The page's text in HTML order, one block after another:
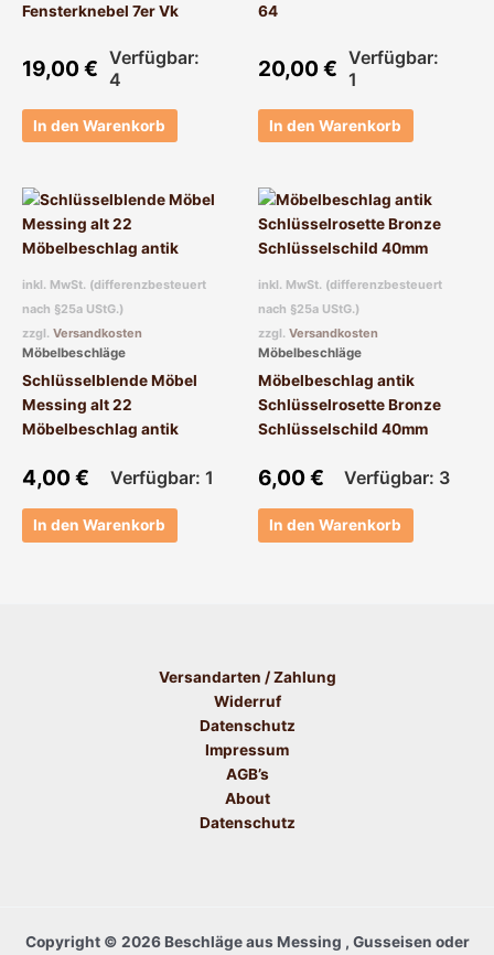
Fensterknebel 7er Vk
19,00€ Verfügbar:
4
In den Warenkorb
64
20,00€ Verfügbar:
1
In den Warenkorb
inkl. MwSt. (differenzbesteuert
nach §25a UStG.)
zzgl. Versandkosten
Möbelbeschläge
Schlüsselblende Möbel
Messing alt 22
Möbelbeschlag antik
4,00€ Verfügbar: 1
In den Warenkorb
inkl. MwSt. (differenzbesteuert
nach §25a UStG.)
zzgl. Versandkosten
Möbelbeschläge
Möbelbeschlag antik
Schlüsselrosette Bronze
Schlüsselschild 40mm
6,00€ Verfügbar: 3
In den Warenkorb
Versandarten / Zahlung
Widerruf
Datenschutz
Impressum
AGB’s
About
Datenschutz
Copyright © 2026 Beschläge aus Messing , Gusseisen oder